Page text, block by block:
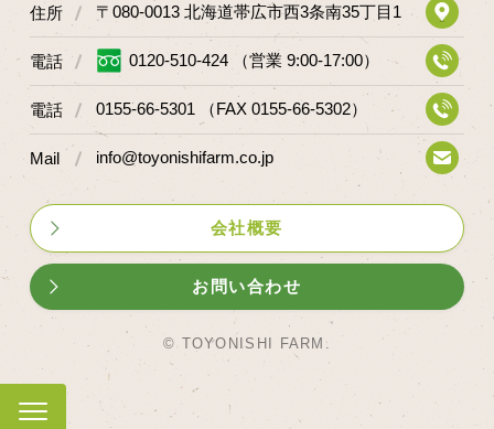
住所 〒080-0013 北海道帯広市西3条南35丁目1
電話 0120-510-424 （営業 9:00-17:00）
電話 0155-66-5301 （FAX 0155-66-5302）
Mail info@toyonishifarm.co.jp
会社概要
お問い合わせ
© TOYONISHI FARM.
個人のお客様
法人のお客様
Facebook
LINE公式アカウント
RSS フィード